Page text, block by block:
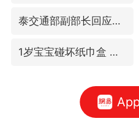
泰交通部副部长回应中国游客遭歧视
1岁宝宝碰坏纸巾盒 宝妈被索赔924元